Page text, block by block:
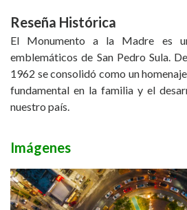
Reseña Histórica
El Monumento a la Madre es
emblemáticos de San Pedro Sula.
1962 se consolidó como un
fundamental en la familia y el
nuestro país.
Imágenes